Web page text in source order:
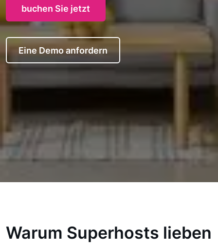
buchen Sie jetzt
Eine Demo anfordern
Warum Superhosts lieben